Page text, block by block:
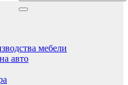
мебели
авто